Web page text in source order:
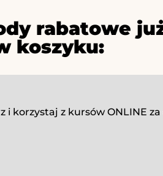
rabatowe
koszyku:
i korzystaj z kursów ONLINE